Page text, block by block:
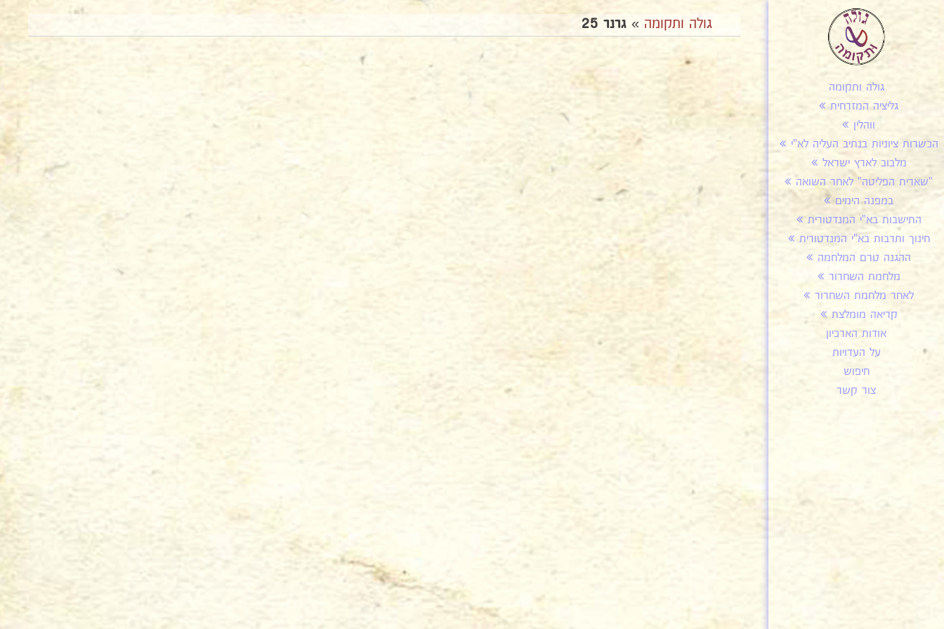
גולה ותקומה
גליציה המזרחית
ווהלין
הכשרות ציוניות בנתיב העליה לא"י
מלבוב לארץ ישראל
"שארית הפליטה" לאחר השואה
במפנה הימים
התישבות בא"י המנדטורית
חינוך ותרבות בא"י המנדטורית
ההגנה טרם המלחמה
מלחמת השחרור
לאחר מלחמת השחרור
קריאה מומלצת
אודות הארכיון
על העדויות
חיפוש
צור קשר
גולה ותקומה » גרנר 25